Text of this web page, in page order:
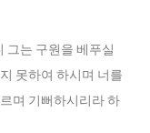
그는 구원을 베푸실
못하여 하시며 너를
며 기뻐하시리라 하